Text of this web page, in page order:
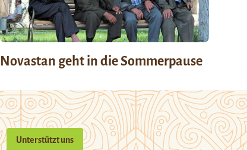
Novastan geht in die Sommerpause
Unterstützt uns